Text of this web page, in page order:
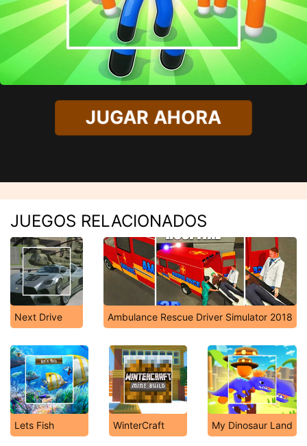
JUGAR AHORA
JUEGOS RELACIONADOS
Next Drive Ambulance Rescue Driver Simulator 2018
Lets Fish WinterCraft My Dinosaur Land